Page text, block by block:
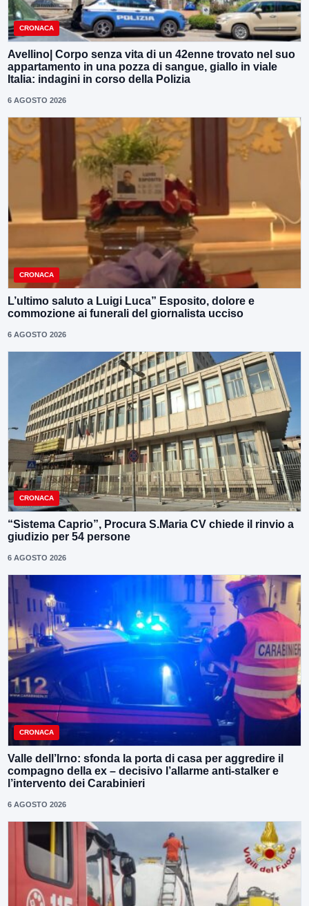
CRONACA
Avellino| Corpo senza vita di un 42enne trovato nel suo
appartamento in una pozza di sangue, giallo in viale
Italia: indagini in corso della Polizia
6 AGOSTO 2026
CRONACA
L’ultimo saluto a Luigi Luca” Esposito, dolore e
commozione ai funerali del giornalista ucciso
6 AGOSTO 2026
CRONACA
“Sistema Caprio”, Procura S.Maria CV chiede il rinvio a
giudizio per 54 persone
6 AGOSTO 2026
CRONACA
Valle dell’Irno: sfonda la porta di casa per aggredire il
compagno della ex – decisivo l’allarme anti-stalker e
l’intervento dei Carabinieri
6 AGOSTO 2026